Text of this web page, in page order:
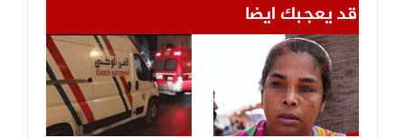
قد يعجبك ايضا